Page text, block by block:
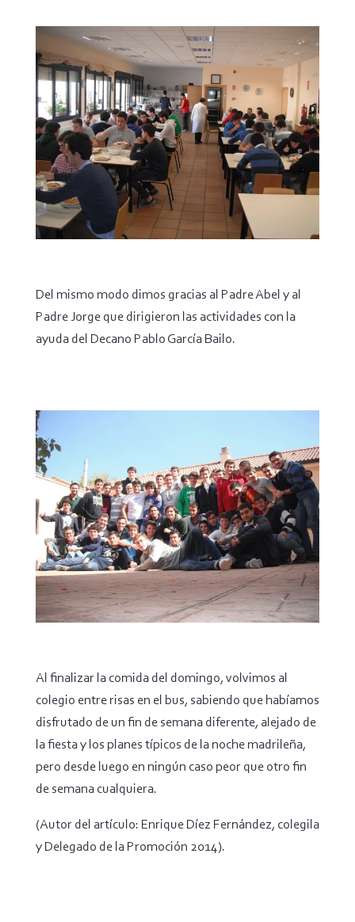
Del mismo modo dimos gracias al Padre Abel y al
Padre Jorge que dirigieron las actividades con la
ayuda del Decano Pablo García Bailo.
Al finalizar la comida del domingo, volvimos al
colegio entre risas en el bus, sabiendo que habíamos
disfrutado de un fin de semana diferente, alejado de
la fiesta y los planes típicos de la noche madrileña,
pero desde luego en ningún caso peor que otro fin
de semana cualquiera.
(Autor del artículo: Enrique Díez Fernández, colegila
y Delegado de la Promoción 2014).